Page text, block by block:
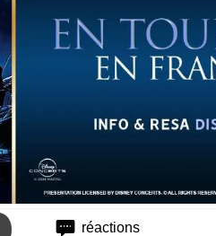
réactions